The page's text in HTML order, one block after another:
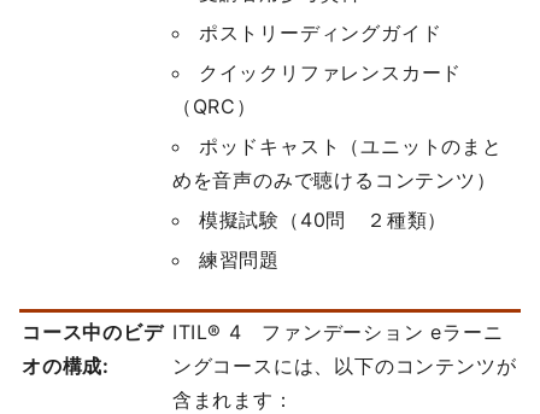
ポストリーディングガイド
クイックリファレンスカード
（QRC）
ポッドキャスト（ユニットのまと
めを音声のみで聴けるコンテンツ）
模擬試験（40問 ２種類）
練習問題
コース中のビデ
オの構成:
ITIL® 4 ファンデーション eラーニ
ングコースには、以下のコンテンツが
含まれます：